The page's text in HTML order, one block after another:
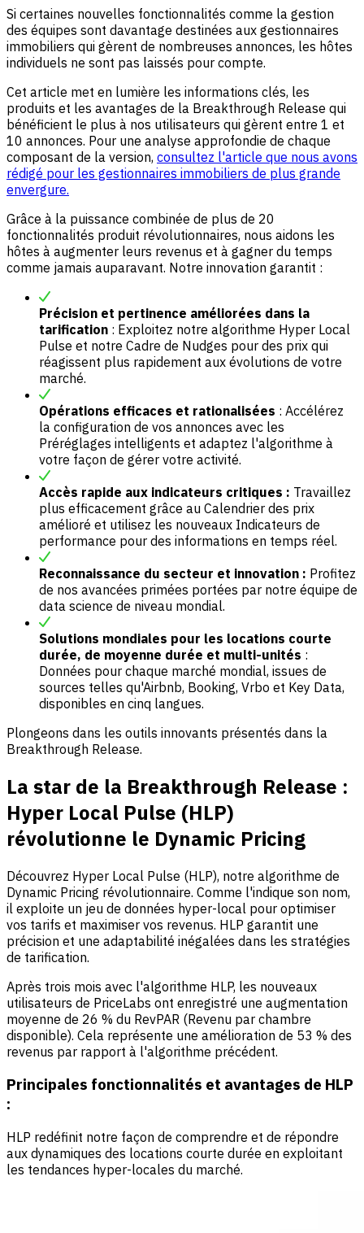
Si certaines nouvelles fonctionnalités comme la gestion
des équipes sont davantage destinées aux gestionnaires
immobiliers qui gèrent de nombreuses annonces, les hôtes
individuels ne sont pas laissés pour compte.
Cet article met en lumière les informations clés, les
produits et les avantages de la Breakthrough Release qui
bénéficient le plus à nos utilisateurs qui gèrent entre 1 et
10 annonces. Pour une analyse approfondie de chaque
composant de la version, consultez l'article que nous avons
rédigé pour les gestionnaires immobiliers de plus grande
envergure.
Grâce à la puissance combinée de plus de 20
fonctionnalités produit révolutionnaires, nous aidons les
hôtes à augmenter leurs revenus et à gagner du temps
comme jamais auparavant. Notre innovation garantit :
Précision et pertinence améliorées dans la
tarification : Exploitez notre algorithme Hyper Local
Pulse et notre Cadre de Nudges pour des prix qui
réagissent plus rapidement aux évolutions de votre
marché.
Opérations efficaces et rationalisées : Accélérez
la configuration de vos annonces avec les
Préréglages intelligents et adaptez l'algorithme à
votre façon de gérer votre activité.
Accès rapide aux indicateurs critiques : Travaillez
plus efficacement grâce au Calendrier des prix
amélioré et utilisez les nouveaux Indicateurs de
performance pour des informations en temps réel.
Reconnaissance du secteur et innovation : Profitez
de nos avancées primées portées par notre équipe de
data science de niveau mondial.
Solutions mondiales pour les locations courte
durée, de moyenne durée et multi-unités :
Données pour chaque marché mondial, issues de
sources telles qu'Airbnb, Booking, Vrbo et Key Data,
disponibles en cinq langues.
Plongeons dans les outils innovants présentés dans la
Breakthrough Release.
La star de la Breakthrough Release :
Hyper Local Pulse (HLP)
révolutionne le Dynamic Pricing
Découvrez Hyper Local Pulse (HLP), notre algorithme de
Dynamic Pricing révolutionnaire. Comme l'indique son nom,
il exploite un jeu de données hyper-local pour optimiser
vos tarifs et maximiser vos revenus. HLP garantit une
précision et une adaptabilité inégalées dans les stratégies
de tarification.
Après trois mois avec l'algorithme HLP, les nouveaux
utilisateurs de PriceLabs ont enregistré une augmentation
moyenne de 26 % du RevPAR (Revenu par chambre
disponible). Cela représente une amélioration de 53 % des
revenus par rapport à l'algorithme précédent.
Principales fonctionnalités et avantages de HLP
:
HLP redéfinit notre façon de comprendre et de répondre
aux dynamiques des locations courte durée en exploitant
les tendances hyper-locales du marché.